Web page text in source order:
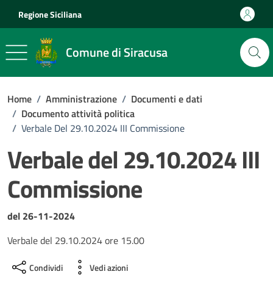
Regione Siciliana
Comune di Siracusa
Home / Amministrazione / Documenti e dati
/ Documento attività politica
/ Verbale Del 29.10.2024 III Commissione
Verbale del 29.10.2024 III
Commissione
Dettagli del documento
del 26-11-2024
Verbale del 29.10.2024 ore 15.00
Condividi Vedi azioni